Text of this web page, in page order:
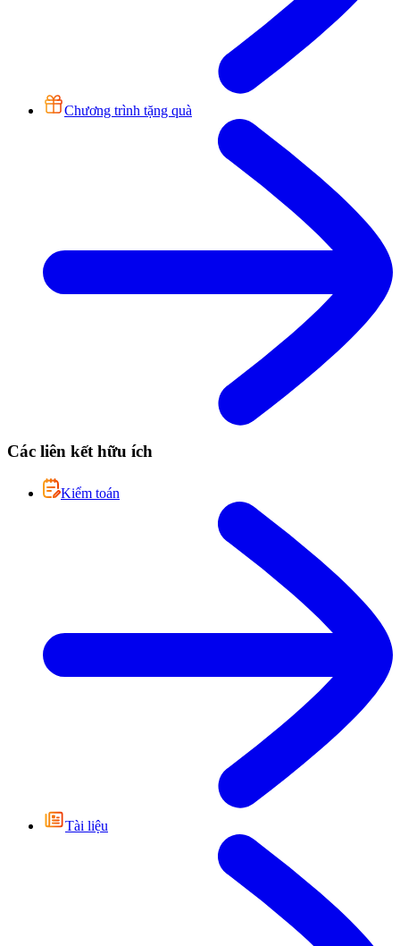
Chương trình tặng quà
Các liên kết hữu ích
Kiểm toán
Tài liệu